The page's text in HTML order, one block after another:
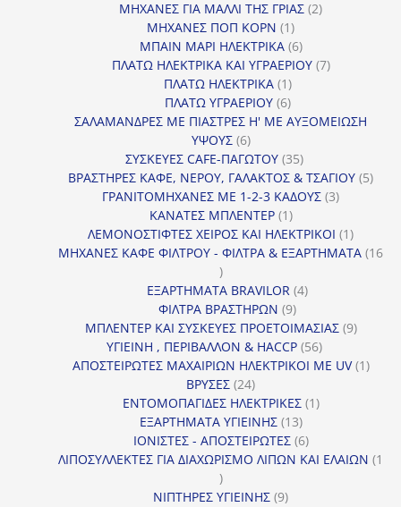
προϊόντα
ΜΗΧΑΝΕΣ ΓΙΑ ΜΑΛΛΙ ΤΗΣ ΓΡΙΑΣ 22
ΜΗΧΑΝΕΣ ΠΟΠ ΚΟΡΝ 11
προϊόν
ΜΠΑΙΝ ΜΑΡΙ ΗΛΕΚΤΡΙΚΑ 66
προϊόντα
ΠΛΑΤΩ ΗΛΕΚΤΡΙΚΑ ΚΑΙ ΥΓΡΑΕΡΙΟΥ 77
ΠΛΑΤΩ ΗΛΕΚΤΡΙΚΑ 11
προϊόν
ΠΛΑΤΩ ΥΓΡΑΕΡΙΟΥ 66
προϊόντα
ΣΑΛΑΜΑΝΔΡΕΣ ΜΕ ΠΙΑΣΤΡΕΣ Η' ΜΕ ΑΥΞΟΜΕΙΩΣΗ
ΥΨΟΥΣ 66
προϊόντα
ΣΥΣΚΕΥΕΣ CAFE-ΠΑΓΩΤΟΥ 3535
προϊόντα
ΒΡΑΣΤΗΡΕΣ ΚΑΦΕ, ΝΕΡΟΥ, ΓΑΛΑΚΤΟΣ & ΤΣΑΓΙΟΥ 55
ΓΡΑΝΙΤΟΜΗΧΑΝΕΣ ΜΕ 1-2-3 ΚΑΔΟΥΣ 33
ΚΑΝΑΤΕΣ ΜΠΛΕΝΤΕΡ 11
προϊόν
ΛΕΜΟΝΟΣΤΙΦΤΕΣ ΧΕΙΡΟΣ ΚΑΙ ΗΛΕΚΤΡΙΚΟΙ 11
προϊόν
ΜΗΧΑΝΕΣ ΚΑΦΕ ΦΙΛΤΡΟΥ - ΦΙΛΤΡΑ & ΕΞΑΡΤΗΜΑΤΑ 16
16
προϊόντα
ΕΞΑΡΤΗΜΑΤΑ BRAVILOR 44
ΦΙΛΤΡΑ ΒΡΑΣΤΗΡΩΝ 99
προϊόντα
ΜΠΛΕΝΤΕΡ ΚΑΙ ΣΥΣΚΕΥΕΣ ΠΡΟΕΤΟΙΜΑΣΙΑΣ 99
ΥΓΙΕΙΝΗ , ΠΕΡΙΒΑΛΛΟΝ & HACCP 5656
προϊόντα
ΑΠΟΣΤΕΙΡΩΤΕΣ ΜΑΧΑΙΡΙΩΝ ΗΛΕΚΤΡΙΚΟΙ ΜΕ UV 11
ΒΡΥΣΕΣ 2424
προϊόντα
ΕΝΤΟΜΟΠΑΓΙΔΕΣ ΗΛΕΚΤΡΙΚΕΣ 11
ΕΞΑΡΤΗΜΑΤΑ ΥΓΙΕΙΝΗΣ 1313
προϊόντα
ΙΟΝΙΣΤΕΣ - ΑΠΟΣΤΕΙΡΩΤΕΣ 66
προϊόντα
ΛΙΠΟΣΥΛΛΕΚΤΕΣ ΓΙΑ ΔΙΑΧΩΡΙΣΜΟ ΛΙΠΩΝ ΚΑΙ ΕΛΑΙΩΝ 1
1
προϊόν
ΝΙΠΤΗΡΕΣ ΥΓΙΕΙΝΗΣ 99